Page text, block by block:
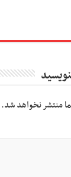
منتشر نخواهد شد.